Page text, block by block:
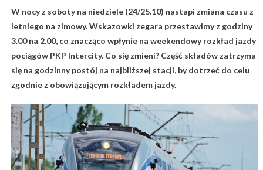
W nocy z soboty na niedziele (24/25.10) nastapi zmiana czasu z
letniego na zimowy. Wskazowki zegara przestawimy z godziny
3.00 na 2.00, co znacząco wpłynie na weekendowy rozkład jazdy
pociągów PKP Intercity. Co się zmieni? Część składów zatrzyma
się na godzinny postój na najbliższej stacji, by dotrzeć do celu
zgodnie z obowiązującym rozkładem jazdy.